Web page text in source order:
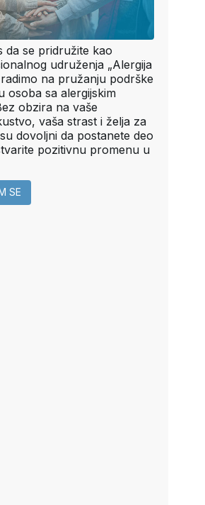
da se pridružite kao
udruženja „Alergija
radimo na pružanju podrške
osoba sa alergijskim
obzira na vaše
vaša strast i želja za
dovoljni da postanete deo
pozitivnu promenu u
SE